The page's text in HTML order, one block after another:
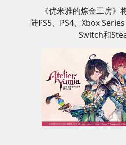
《优米雅的炼金工房》
陆PS5、PS4、Xbox
Switch和